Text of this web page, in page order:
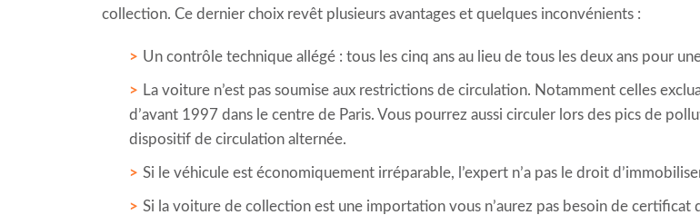
collection. Ce dernier choix revêt plusieurs avantages et quelques inconvénients :
Un contrôle technique allégé : tous les cinq ans au lieu de tous les deux ans pour
La voiture n’est pas soumise aux restrictions de circulation. Notamment celles
d’avant 1997 dans le centre de Paris. Vous pourrez aussi circuler lors des pics de
dispositif de circulation alternée.
Si le véhicule est économiquement irréparable, l’expert n’a pas le droit
Si la voiture de collection est une importation vous n’aurez pas besoin de certificat